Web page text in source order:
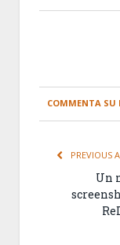
COMMENTA SU
PREVIOUS
Un